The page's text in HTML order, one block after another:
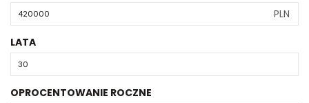
PLN
LATA
OPROCENTOWANIE ROCZNE